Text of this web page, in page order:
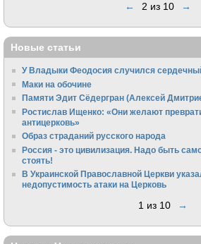
← 2 из 10 →
Новые статьи
У Владыки Феодосия случился
Маки на обочине
Памяти Эдит Сёдергран (Алексей
Ростислав Ищенко: «Они желают
антицерковь»
Образ страданий русского народа
Россия - это цивилизация. Надо быть
стоять!
В Украинской Православной Церкви
недопустимость атаки на Церковь
1 из 10 →